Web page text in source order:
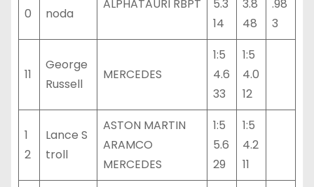
0
noda
ALPHATAURI RBPT
5.3
14
3.8
48
.98
3
11
George
Russell
MERCEDES
1:5
4.6
33
1:5
4.0
12
1
2
Lance S
troll
ASTON MARTIN
ARAMCO
MERCEDES
1:5
5.6
29
1:5
4.2
11